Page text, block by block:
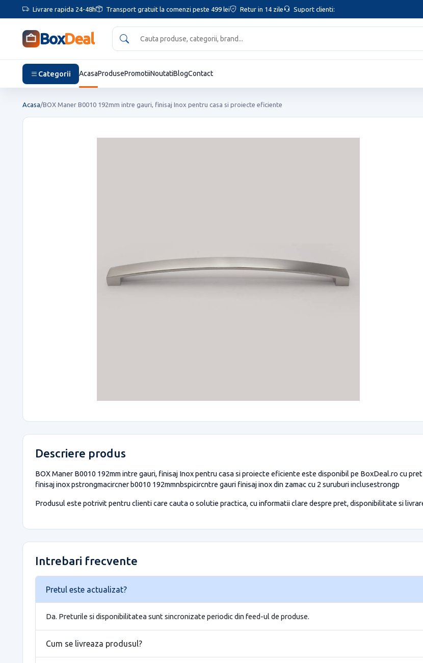
Livrare rapida 24-48h Transport gratuit la comenzi peste 499 lei Retur in 14 zile Suport clienti:
BoxDeal
Categorii AcasaProdusePromotiiNoutatiBlogContact
Acasa/BOX Maner B0010 192mm intre gauri, finisaj Inox pentru casa si proiecte eficiente
Descriere produs
BOX Maner B0010 192mm intre gauri, finisaj Inox pentru casa si proiecte eficiente este disponibil pe BoxDeal.ro cu
finisaj inox pstrongmacircner b0010 192mmnbspicircntre gauri finisaj inox din zamac cu 2 suruburi inclusestrongp
Produsul este potrivit pentru clienti care cauta o solutie practica, cu informatii clare despre pret, disponibilitate si
Intrebari frecvente
Pretul este actualizat?
Da. Preturile si disponibilitatea sunt sincronizate periodic din feed-ul de produse.
Cum se livreaza produsul?